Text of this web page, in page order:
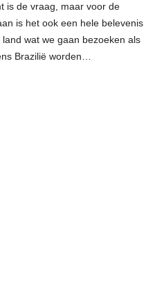
is de vraag, maar voor de
is het ook een hele belevenis
wat we gaan bezoeken als
Brazilië worden…